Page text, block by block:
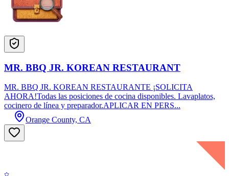
MR. BBQ JR. KOREAN RESTAURANT
MR. BBQ JR. KOREAN RESTAURANTE ¡SOLICITA
AHORA!Todas las posiciones de cocina disponibles. Lavaplatos,
cocinero de línea y preparador.APLICAR EN PERS...
Orange County, CA